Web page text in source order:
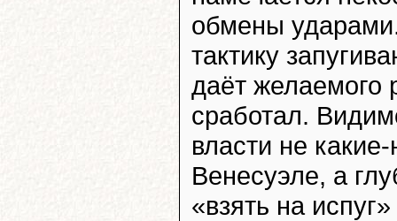
обмены
тактику
даёт желаемого
сработал.
власти не
Венесуэле, а
«взять на